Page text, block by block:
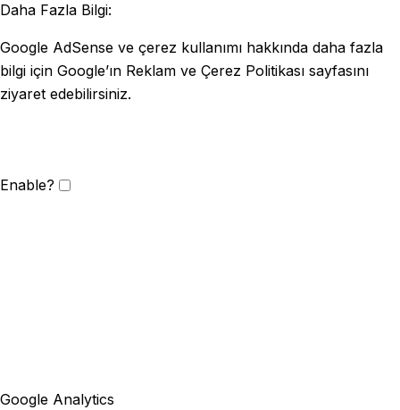
Daha Fazla Bilgi:
Google AdSense ve çerez kullanımı hakkında daha fazla
bilgi için Google’ın Reklam ve Çerez Politikası sayfasını
ziyaret edebilirsiniz.
Enable?
Google Analytics